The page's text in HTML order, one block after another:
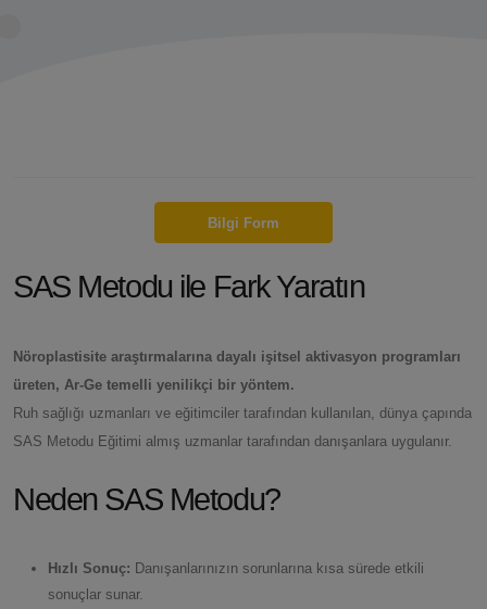
Bilgi Form
SAS Metodu ile Fark Yaratın
Nöroplastisite araştırmalarına dayalı işitsel aktivasyon programları
üreten, Ar-Ge temelli yenilikçi bir yöntem.
Ruh sağlığı uzmanları ve eğitimciler tarafından kullanılan, dünya çapında
SAS Metodu Eğitimi almış uzmanlar tarafından danışanlara uygulanır.
Neden SAS Metodu?
Hızlı Sonuç: Danışanlarınızın sorunlarına kısa sürede etkili
sonuçlar sunar.